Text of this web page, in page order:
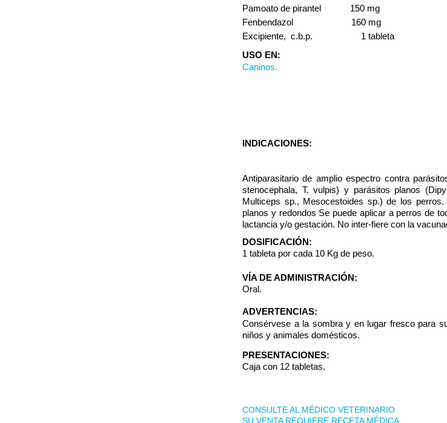
Pamoato de pirantel 150 mg
Fenbendazol 160 mg
Excipiente, c.b.p. 1 tableta
USO EN:
Caninos.
INDICACIONES:
Antiparasitario de amplio espectro contra
stenocephala, T. vulpis) y parásitos planos
Multiceps sp., Mesocestoides sp.) de los
planos y redondos Se puede aplicar a perros de
lactancia y/o gestación. No inter-fiere con la
DOSIFICACIÓN:
1 tableta por cada 10 Kg de peso.
VÍA DE ADMINISTRACIÓN:
Oral.
ADVERTENCIAS:
Consérvese a la sombra y en lugar fresco para
niños y animales domésticos.
PRESENTACIONES:
Caja con 12 tabletas.
CONSULTE AL MÉDICO VETERINARIO
SU VENTA REQUIERE RECETA MÉDICA